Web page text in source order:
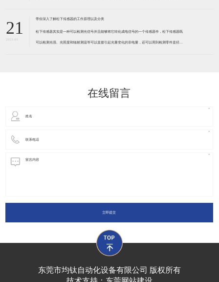
器是利用相应材料的浆料，涂覆在陶瓷基片上
21
2021-01
带你深入了解松下传感器的工作原理以及分类
松下传感器其实是一种可以检测光信号并且能够将它转化成电信号的一个传感器件，松下传感器既
可以检测光强、光照度和辐射测温等可以直接引起光量变化的非电量，还可以用到检测零件直径、
在线留言
立即提交
东莞市均钛自动化设备有限公司 版权所有